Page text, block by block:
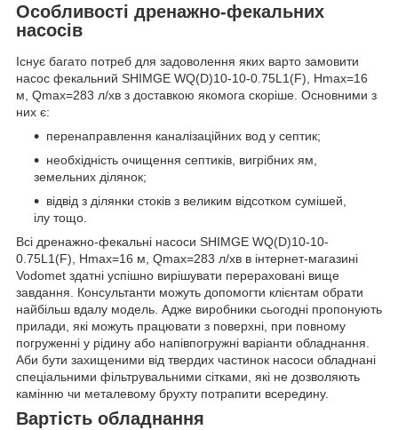
Особливості дренажно-фекальних
насосів
Існує багато потреб для задоволення яких варто замовити
насос фекальний SHIMGE WQ(D)10-10-0.75L1(F), Нmax=16
м, Qmax=283 л/хв з доставкою якомога скоріше. Основними з
них є:
перенаправлення каналізаційних вод у септик;
необхідність очищення септиків, вигрібних ям,
земельних ділянок;
відвід з ділянки стоків з великим відсотком сумішей,
ілу тощо.
Всі дренажно-фекальні насоси SHIMGE WQ(D)10-10-
0.75L1(F), Нmax=16 м, Qmax=283 л/хв в інтернет-магазині
Vodomet здатні успішно вирішувати перераховані вище
завдання. Консультанти можуть допомогти клієнтам обрати
найбільш вдалу модель. Адже виробники сьогодні пропонують
прилади, які можуть працювати з поверхні, при повному
погруженні у рідину або напівпогружні варіанти обладнання.
Аби бути захищеними від твердих частинок насоси обладнані
спеціальними фільтрувальними сітками, які не дозволяють
камінню чи металевому брухту потрапити всередину.
Вартість обладнання